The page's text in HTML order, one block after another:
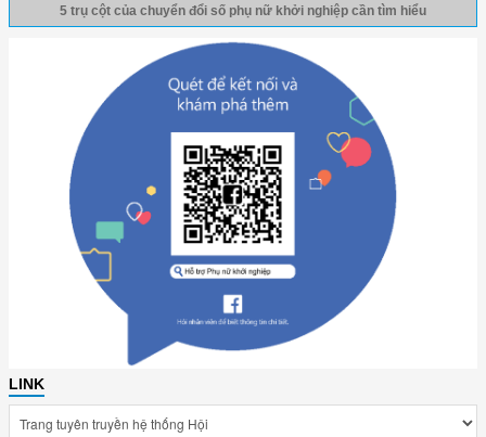
5 trụ cột của chuyển đổi số phụ nữ khởi nghiệp cần tìm hiểu
LINK